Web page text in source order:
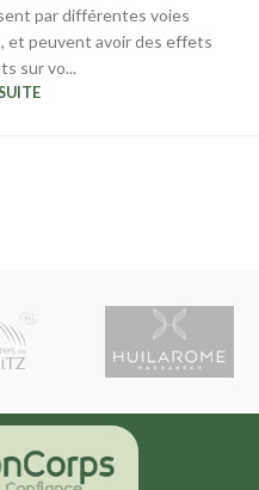
par différentes voies
et peuvent avoir des effets
sur vo...